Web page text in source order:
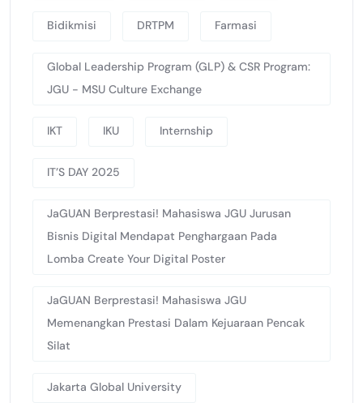
Bidikmisi DRTPM Farmasi
Global Leadership Program (GLP) & CSR Program:
JGU - MSU Culture Exchange
IKT IKU Internship
IT’S DAY 2025
JaGUAN Berprestasi! Mahasiswa JGU Jurusan
Bisnis Digital Mendapat Penghargaan Pada
Lomba Create Your Digital Poster
JaGUAN Berprestasi! Mahasiswa JGU
Memenangkan Prestasi Dalam Kejuaraan Pencak
Silat
Jakarta Global University